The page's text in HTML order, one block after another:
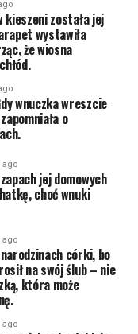
kieszeni została jej
wystawiła
że wiosna
wnuczka wreszcie
o
ago
jej domowych
choć wnuki
ago
córki, bo
na swój ślub – nie
która może
ago